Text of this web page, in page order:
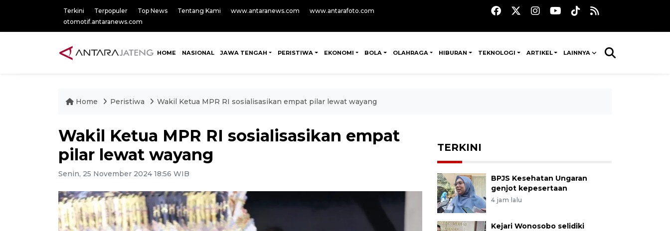
Terkini Terpopuler Top News Tentang Kami www.antaranews.com
www.antarafoto.com
otomotif.antaranews.com
HOME NASIONAL JAWA TENGAH PERISTIWA EKONOMI BOLA OLAHRAGA HIBURAN TEKNOLOGI ARTIKEL LAINNYA
Home Peristiwa Wakil Ketua MPR RI sosialisasikan empat pilar lewat wayang
Wakil Ketua MPR RI sosialisasikan empat
pilar lewat wayang
Senin, 25 November 2024 18:56 WIB
TERKINI
BPJS Kesehatan Ungaran
genjot kepesertaan
4 jam lalu
Kejari Wonosobo selidiki